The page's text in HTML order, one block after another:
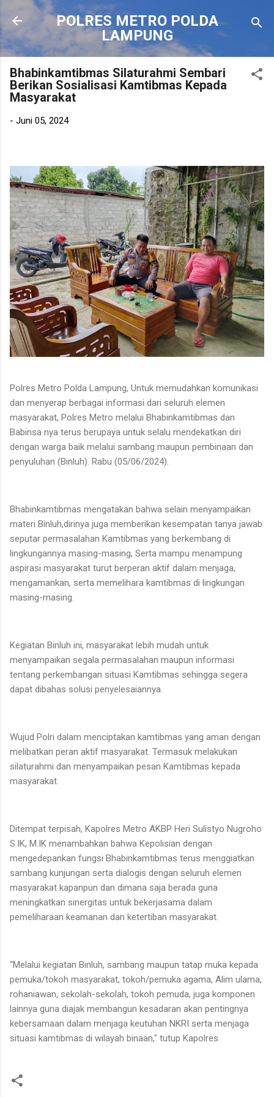
Langsung ke konten utama
POLRES METRO POLDA
LAMPUNG
Bhabinkamtibmas Silaturahmi Sembari
Berikan Sosialisasi Kamtibmas Kepada
Masyarakat
- Juni 05, 2024
Polres Metro Polda Lampung, Untuk memudahkan komunikasi
dan menyerap berbagai informasi dari seluruh elemen
masyarakat, Polres Metro melalui Bhabinkamtibmas dan
Babinsa nya terus berupaya untuk selalu mendekatkan diri
dengan warga baik melalui sambang maupun pembinaan dan
penyuluhan (Binluh). Rabu (05/06/2024).
Bhabinkamtibmas mengatakan bahwa selain menyampaikan
materi Binluh,dirinya juga memberikan kesempatan tanya jawab
seputar permasalahan Kamtibmas yang berkembang di
lingkungannya masing-masing, Serta mampu menampung
aspirasi masyarakat turut berperan aktif dalam menjaga,
mengamankan, serta memelihara kamtibmas di lingkungan
masing-masing.
Kegiatan Binluh ini, masyarakat lebih mudah untuk
menyampaikan segala permasalahan maupun informasi
tentang perkembangan situasi Kamtibmas sehingga segera
dapat dibahas solusi penyelesaiannya.
Wujud Polri dalam menciptakan kamtibmas yang aman dengan
melibatkan peran aktif masyarakat. Termasuk melakukan
silaturahmi dan menyampaikan pesan Kamtibmas kepada
masyarakat.
Ditempat terpisah, Kapolres Metro AKBP Heri Sulistyo Nugroho
S.IK, M.IK menambahkan bahwa Kepolisian dengan
mengedepankan fungsi Bhabinkamtibmas terus menggiatkan
sambang kunjungan serta dialogis dengan seluruh elemen
masyarakat kapanpun dan dimana saja berada guna
meningkatkan sinergitas untuk bekerjasama dalam
pemeliharaan keamanan dan ketertiban masyarakat.
“Melalui kegiatan Binluh, sambang maupun tatap muka kepada
pemuka/tokoh masyarakat, tokoh/pemuka agama, Alim ulama,
rohaniawan, sekolah-sekolah, tokoh pemuda, juga komponen
lainnya guna diajak membangun kesadaran akan pentingnya
kebersamaan dalam menjaga keutuhan NKRI serta menjaga
situasi kamtibmas di wilayah binaan," tutup Kapolres.